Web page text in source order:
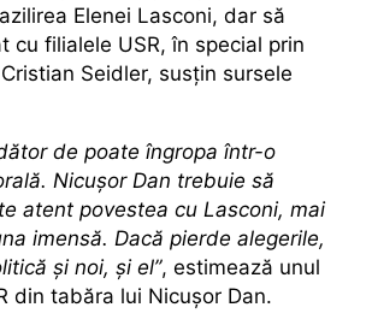
Elenei Lasconi, dar să
cu filialele USR, în special prin
Seidler, susțin sursele
de poate îngropa într-o
Nicușor Dan trebuie să
atent povestea cu Lasconi, mai
imensă. Dacă pierde alegerile,
și noi, și el”, estimează unul
din tabăra lui Nicușor Dan.